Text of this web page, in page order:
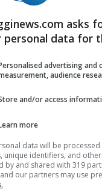
asks
personal data for
advertising
audience
and/or access
more
data will be
unique identifiers, and
by and shared with 319
our partners may use